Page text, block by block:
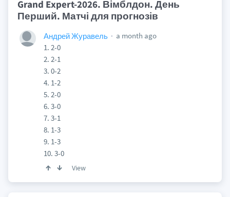
Grand Expert-2026. Вімблдон. День
Перший. Матчі для прогнозів
Андрей Журавель
a month ago
1. 2-0
2. 2-1
3. 0-2
4. 1-2
5. 2-0
6. 3-0
7. 3-1
8. 1-3
9. 1-3
10. 3-0
View